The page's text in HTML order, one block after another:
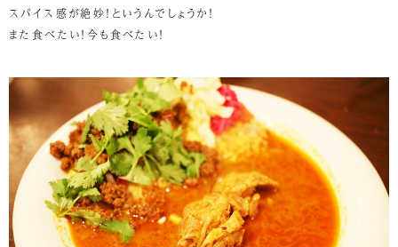
スパイス感が絶妙！というんでしょうか！
また食べたい！今も食べたい！